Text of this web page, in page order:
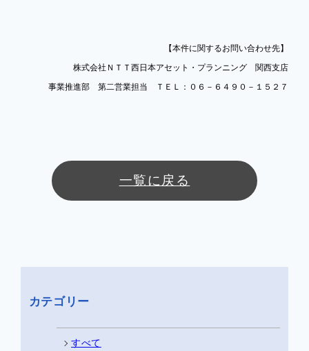
【本件に関するお問い合わせ先】
株式会社ＮＴＴ西日本アセット・プランニング 関西支店
事業推進部 第二営業担当 ＴＥＬ：０６－６４９０－１５２７
一覧に戻る
カテゴリー
すべて